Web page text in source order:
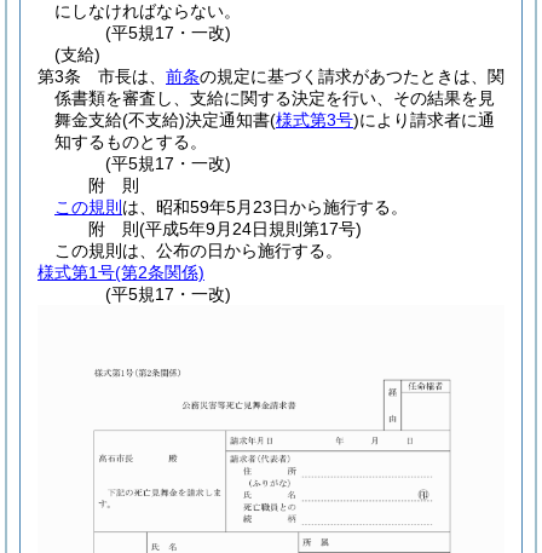
にしなければならない。
(平5規17・一改)
(支給)
第3条
市長は、 前条の規定に基づく請求があつたときは、関
係書類を審査し、支給に関する決定を行い、その結果を見
舞金支給(不支給)決定通知書(様式第3号)により請求者に通
知するものとする。
(平5規17・一改)
附 則
この規則 は、昭和59年5月23日から施行する。
附 則(平成5年9月24日規則第17号)
この規則は、公布の日から施行する。
様式第1号(第2条関係)
(平5規17・一改)